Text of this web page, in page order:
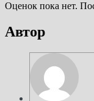
Оценок пока нет.
Автор